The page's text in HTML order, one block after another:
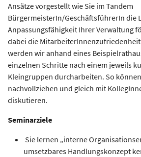
Ansätze vorgestellt wie Sie im Tandem
BürgermeisterIn/GeschäftsführerIn die
Anpassungsfähigkeit Ihrer Verwaltung
dabei die
werden wir anhand eines
einzelnen Schritte nach einem jeweils
Kleingruppen durcharbeiten. So
nachvollziehen und gleich mit
diskutieren.
Seminarziele
Sie lernen „interne
umsetzbares Handlungskonzept